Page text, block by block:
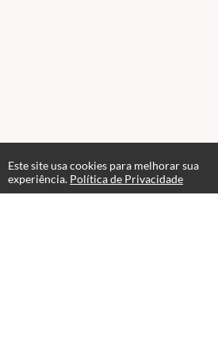
Este site usa cookies para melhorar sua
experiência. Política de Privacidade